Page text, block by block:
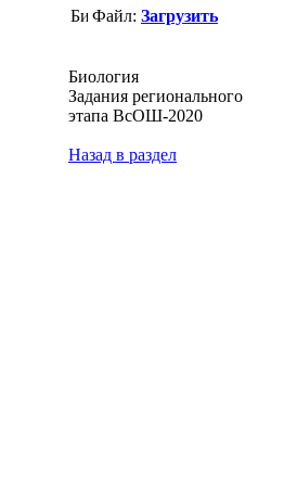
Файл: Загрузить
Биология
Задания регионального
этапа ВсОШ-2020
Назад в раздел